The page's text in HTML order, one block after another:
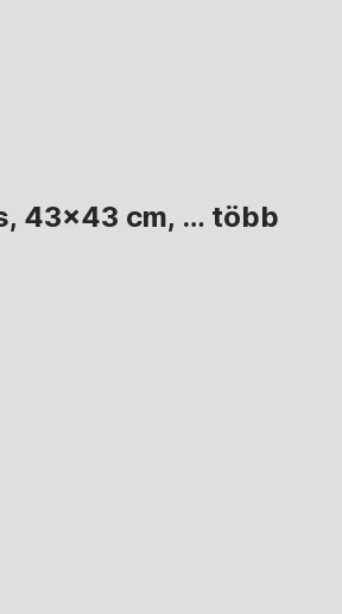
43x43 cm, … több